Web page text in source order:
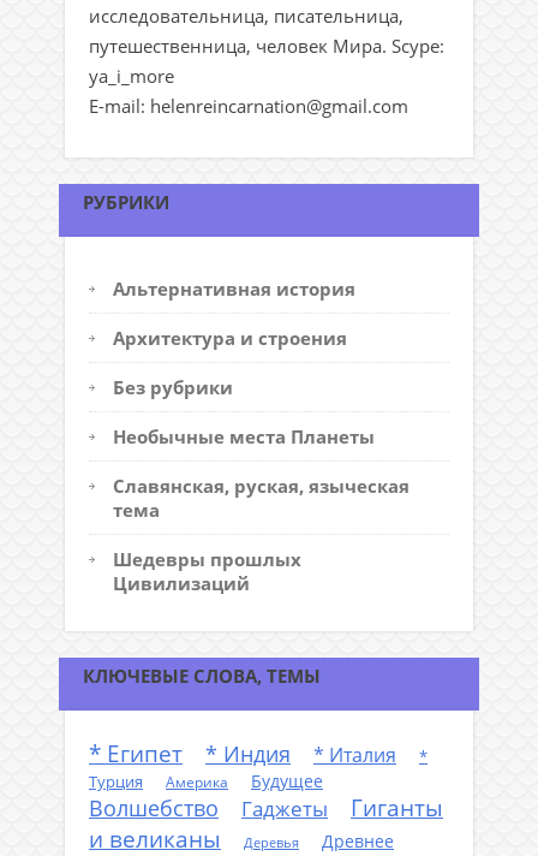
исследовательница, писательница,
путешественница, человек Мира. Scype:
ya_i_more
E-mail: helenreincarnation@gmail.com
РУБРИКИ
Альтернативная история
Архитектура и строения
Без рубрики
Необычные места Планеты
Славянская, руская, языческая
тема
Шедевры прошлых
Цивилизаций
КЛЮЧЕВЫЕ СЛОВА, ТЕМЫ
* Египет * Индия * Италия
*
Турция
Америка Будущее
Волшебство Гаджеты
Гиганты
и великаны
Деревья Древнее